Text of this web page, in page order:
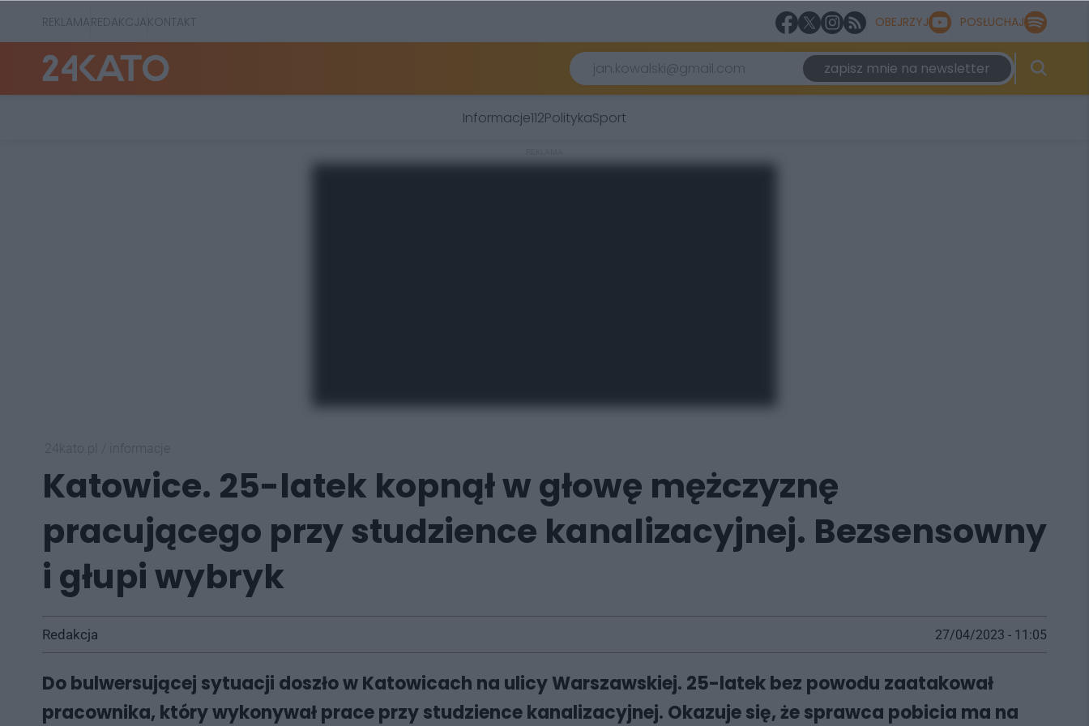
REKLAMAREDAKCJAKONTAKT OBEJRZYJ POSŁUCHAJ
zapisz mnie na newsletter
Informacje112PolitykaSport
Katowice. 25-latek kopnął w głowę mężczyznę
pracującego przy studzience kanalizacyjnej. Bezsensowny
i głupi wybryk
Redakcja 27/04/2023 - 11:05
Do bulwersującej sytuacji doszło w Katowicach na ulicy Warszawskiej. 25-latek bez powodu zaatakował
pracownika, który wykonywał prace przy studzience kanalizacyjnej. Okazuje się, że sprawca pobicia ma na